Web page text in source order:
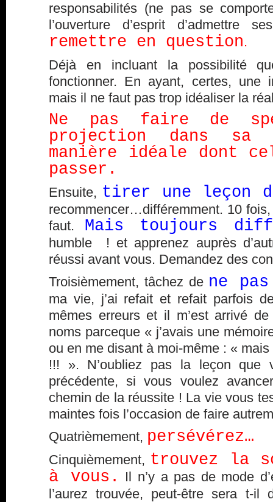
responsabilités (ne pas se
l’ouverture d’esprit
remettre en question.
Déjà en incluant la possibilité
fonctionner. En ayant, certes, une
mais il ne faut pas trop idéaliser la
Ne pas faire de
projection dans
manière idéale dont
passer.
Ensuite, tirer une leçon
recommencer…différemment. 10
faut. Mais toujours
humble ! et apprenez auprès
réussi avant vous. Demandez des
Troisièmement, tâchez de ne
ma vie, j’ai refait et refait parfois
mêmes erreurs et il m’est arrivé
noms parceque « j’avais une
ou en me disant à moi-même : «
!!! ». N’oubliez pas la leçon que
précédente, si vous voulez
chemin de la réussite ! La vie vous
maintes fois l’occasion de faire
Quatrièmement, persévérez…
Cinquièmement, trouvez la
à vous.
Il n’y a pas de mode
l’aurez trouvée, peut-être sera t-il